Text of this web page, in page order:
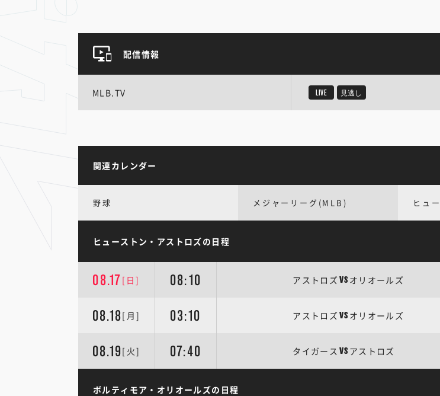
配信情報
MLB.TV LIVE 見逃し
関連カレンダー
野球 メジャーリーグ(MLB) ヒュ
ヒューストン・アストロズの日程
08.17 [日] 08:10 アストロズ VS オリオールズ
08.18[月] 03:10 アストロズ VS オリオールズ
08.19[火] 07:40 タイガース VS アストロズ
ボルティモア・オリオールズの日程